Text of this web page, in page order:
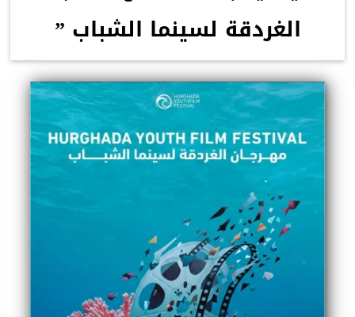
الغردقة لسينما الشباب ”